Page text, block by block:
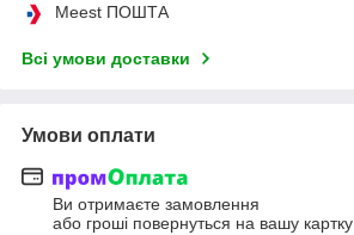
Meest ПОШТА
Всі умови доставки
Умови оплати
Ви отримаєте замовлення
або гроші повернуться на вашу картку